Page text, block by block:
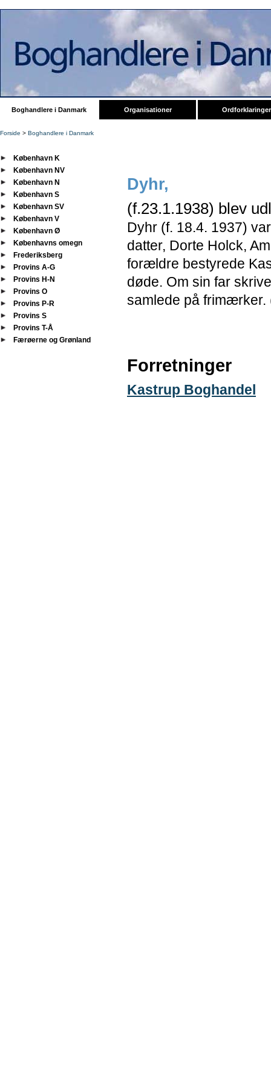
Boghandlere i Danmark Organisationer Ordforklaringer
Forside > Boghandlere i Danmark
København K
København NV
København N
København S
København SV
København V
København Ø
Københavns omegn
Frederiksberg
Provins A-G
Provins H-N
Provins O
Provins P-R
Provins S
Provins T-Å
Færøerne og Grønland
Dyhr,
(f.23.1.1938) blev
Dyhr (f. 18.4. 1937)
datter, Dorte Holck,
forældre bestyrede
døde. Om sin far
samlede på frimærker.
Forretninger
Kastrup Boghandel